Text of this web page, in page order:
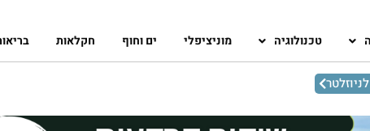
טכנולוגיה מוניציפלי ים וחוף חקלאות